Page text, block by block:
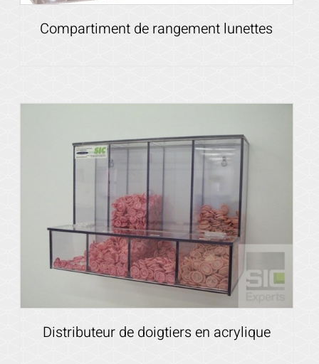
Compartiment de rangement lunettes
Distributeur de doigtiers en acrylique